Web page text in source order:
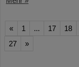
« 1 ... 17 18
27
»